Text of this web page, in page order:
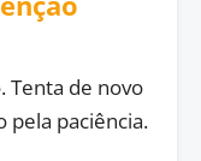
Tenta de novo
paciência.